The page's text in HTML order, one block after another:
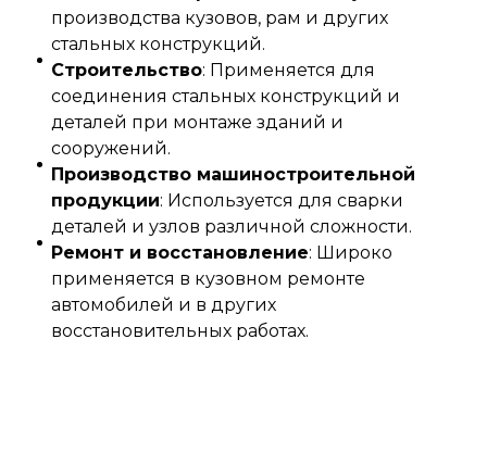
производства кузовов, рам и других
стальных конструкций.
Строительство: Применяется для
соединения стальных конструкций и
деталей при монтаже зданий и
сооружений.
Производство машиностроительной
продукции: Используется для сварки
деталей и узлов различной сложности.
Ремонт и восстановление: Широко
применяется в кузовном ремонте
автомобилей и в других
восстановительных работах.